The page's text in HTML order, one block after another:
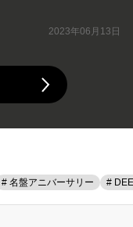
2023年06月13日
# 名盤アニバーサリー #